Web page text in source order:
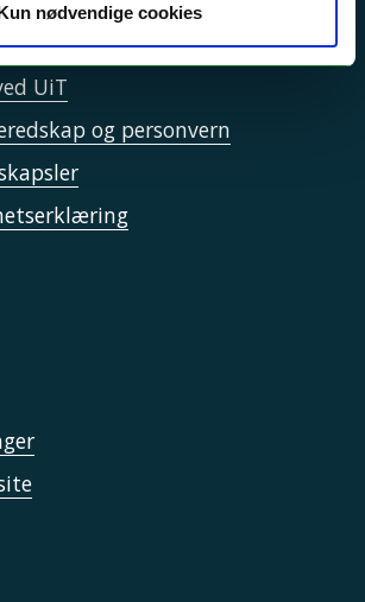
nødvendige cookies
UiT
og personvern